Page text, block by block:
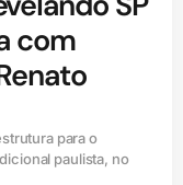
com
para o
paulista, no